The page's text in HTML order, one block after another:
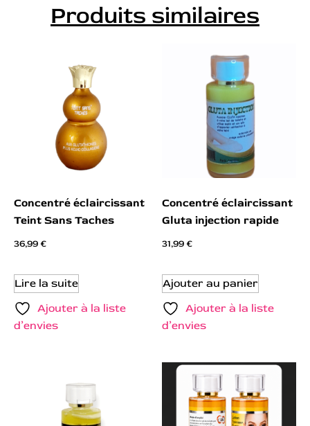
Produits similaires
Concentré éclaircissant
Teint Sans Taches
36,99€
Lire la suite
Ajouter à la liste
d’envies
Concentré éclaircissant
Gluta injection rapide
31,99€
Ajouter au panier
Ajouter à la liste
d’envies